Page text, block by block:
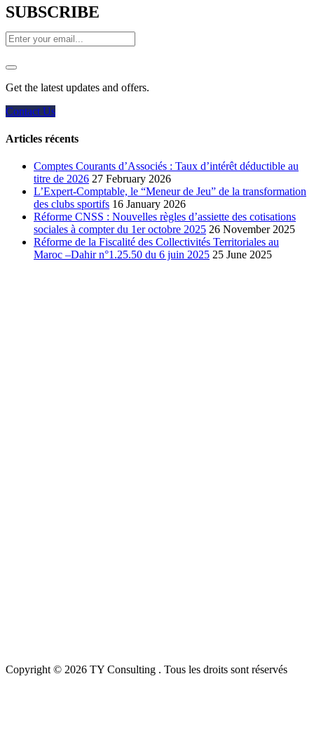
SUBSCRIBE
Get the latest updates and offers.
Contact Us
Articles récents
Comptes Courants d’Associés : Taux d’intérêt déductible au
titre de 2026 27 February 2026
L’Expert-Comptable, le “Meneur de Jeu” de la transformation
des clubs sportifs 16 January 2026
Réforme CNSS : Nouvelles règles d’assiette des cotisations
sociales à compter du 1er octobre 2025 26 November 2025
Réforme de la Fiscalité des Collectivités Territoriales au
Maroc –Dahir n°1.25.50 du 6 juin 2025 25 June 2025
Copyright © 2026 TY Consulting . Tous les droits sont réservés